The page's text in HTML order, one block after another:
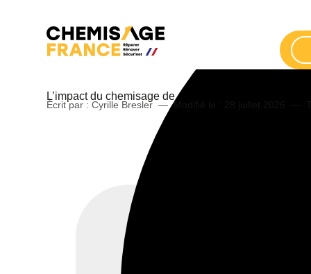
L’impact du chemisage de cheminée sur la
Écrit par : Cyrille Bresler — Modifié le :